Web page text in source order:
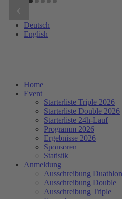
Deutsch
English
Home
Event
Starterliste Triple 2026
Starterliste Double 2026
Starterliste 24h-Lauf
Programm 2026
Ergebnisse 2026
Sponsoren
Statistik
Anmeldung
Ausschreibung Duathlon
Ausschreibung Double
Ausschreibung Triple